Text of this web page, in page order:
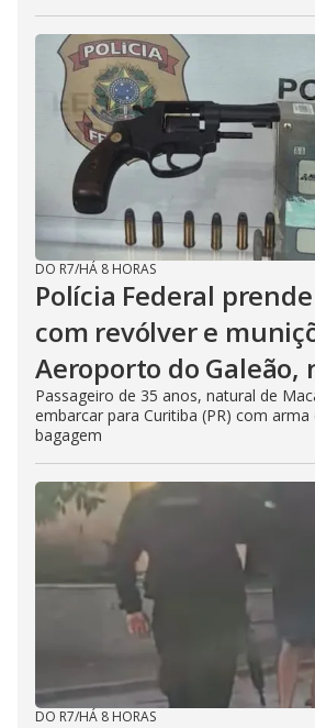
DO R7/HÁ 8 HORAS
Polícia Federal
com revólver e
Aeroporto do Galeão,
Passageiro de 35 anos, natural de
embarcar para Curitiba (PR) com
bagagem
DO R7/HÁ 8 HORAS